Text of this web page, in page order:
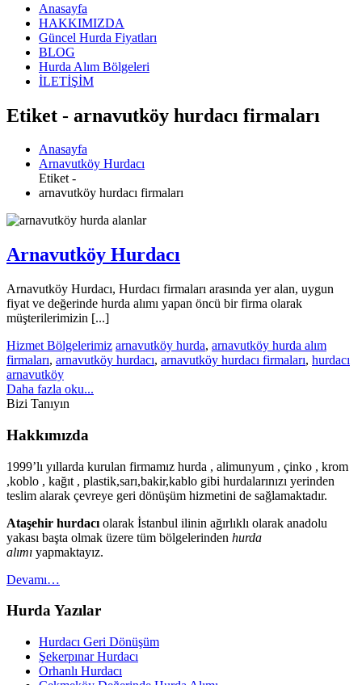
Anasayfa
HAKKIMIZDA
Güncel Hurda Fiyatları
BLOG
Hurda Alım Bölgeleri
İLETİŞİM
Etiket - arnavutköy hurdacı firmaları
Anasayfa
Arnavutköy Hurdacı
Etiket -
arnavutköy hurdacı firmaları
Arnavutköy Hurdacı
Arnavutköy Hurdacı, Hurdacı firmaları arasında yer alan, uygun
fiyat ve değerinde hurda alımı yapan öncü bir firma olarak
müşterilerimizin [...]
Hizmet Bölgelerimiz arnavutköy hurda, arnavutköy hurda alım
firmaları, arnavutköy hurdacı, arnavutköy hurdacı firmaları, hurdacı
arnavutköy
Daha fazla oku...
Bizi Tanıyın
Hakkımızda
1999’lı yıllarda kurulan firmamız hurda , alimunyum , çinko , krom
,koblo , kağıt , plastik,sarı,bakir,kablo gibi hurdalarınızı yerinden
teslim alarak çevreye geri dönüşüm hizmetini de sağlamaktadır.
Ataşehir hurdacı olarak İstanbul ilinin ağırlıklı olarak anadolu
yakası başta olmak üzere tüm bölgelerinden hurda
alımı yapmaktayız.
Devamı…
Hurda Yazılar
Hurdacı Geri Dönüşüm
Şekerpınar Hurdacı
Orhanlı Hurdacı